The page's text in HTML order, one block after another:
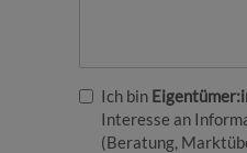
Ich bin
Interesse an
(Beratung,